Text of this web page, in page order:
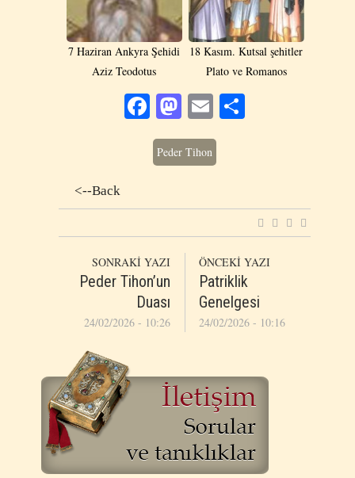
7 Haziran Ankyra Şehidi
Aziz Teodotus
18 Kasım. Kutsal şehitler
Plato ve Romanos
Facebook
Mastodon
Email
Peder Tihon
<--Back
SONRAKİ YAZI
Peder Tihon’un
Duası
24/02/2026 - 10:26
ÖNCEKİ YAZI
Patriklik
Genelgesi
24/02/2026 - 10:16